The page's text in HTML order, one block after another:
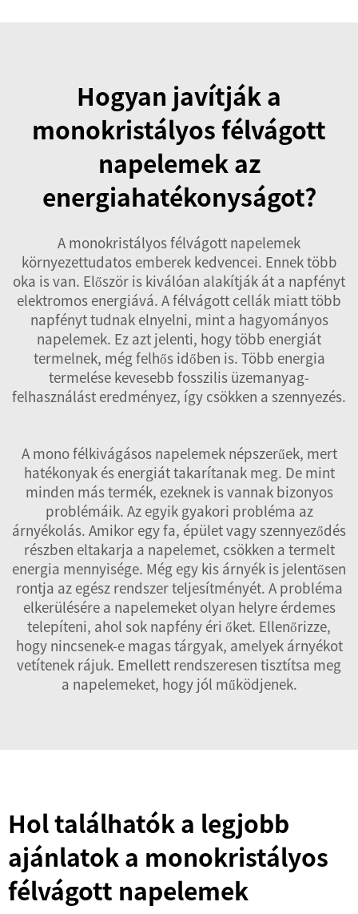
Hogyan javítják a
monokristályos félvágott
napelemek az
energiahatékonyságot?
A monokristályos félvágott napelemek
környezettudatos emberek kedvencei. Ennek több
oka is van. Először is kiválóan alakítják át a napfényt
elektromos energiává. A félvágott cellák miatt több
napfényt tudnak elnyelni, mint a hagyományos
napelemek. Ez azt jelenti, hogy több energiát
termelnek, még felhős időben is. Több energia
termelése kevesebb fosszilis üzemanyag-
felhasználást eredményez, így csökken a szennyezés.
A mono félkivágásos napelemek népszerűek, mert
hatékonyak és energiát takarítanak meg. De mint
minden más termék, ezeknek is vannak bizonyos
problémáik. Az egyik gyakori probléma az
árnyékolás. Amikor egy fa, épület vagy szennyeződés
részben eltakarja a napelemet, csökken a termelt
energia mennyisége. Még egy kis árnyék is jelentősen
rontja az egész rendszer teljesítményét. A probléma
elkerülésére a napelemeket olyan helyre érdemes
telepíteni, ahol sok napfény éri őket. Ellenőrizze,
hogy nincsenek-e magas tárgyak, amelyek árnyékot
vetítenek rájuk. Emellett rendszeresen tisztítsa meg
a napelemeket, hogy jól működjenek.
Hol találhatók a legjobb
ajánlatok a monokristályos
félvágott napelemek